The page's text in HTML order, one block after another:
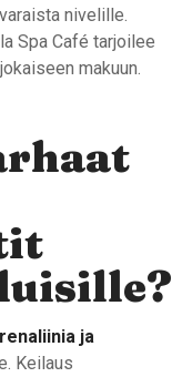
nivelille.
Spa Café tarjoilee
makuun.
ja
Keilaus